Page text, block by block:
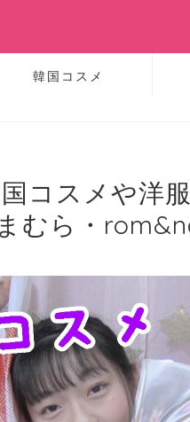
韓国コスメ
国コスメや
むら・